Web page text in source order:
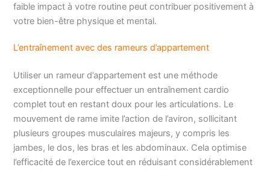
faible impact à votre routine peut contribuer positivement à
votre bien-être physique et mental.
L’entraînement avec des rameurs d’appartement
Utiliser un rameur d’appartement est une méthode
exceptionnelle pour effectuer un entraînement cardio
complet tout en restant doux pour les articulations. Le
mouvement de rame imite l’action de l’aviron, sollicitant
plusieurs groupes musculaires majeurs, y compris les
jambes, le dos, les bras et les abdominaux. Cela optimise
l’efficacité de l’exercice tout en réduisant considérablement